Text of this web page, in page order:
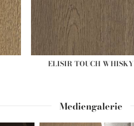
Mediengalerie
ELISIR TOUCH WHISKY